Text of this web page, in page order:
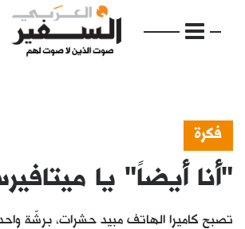
الرئيسية
فكرة
"أنا أيضاً" يا
تصبح كاميرا الهاتف مبيد حشرات، برشّة